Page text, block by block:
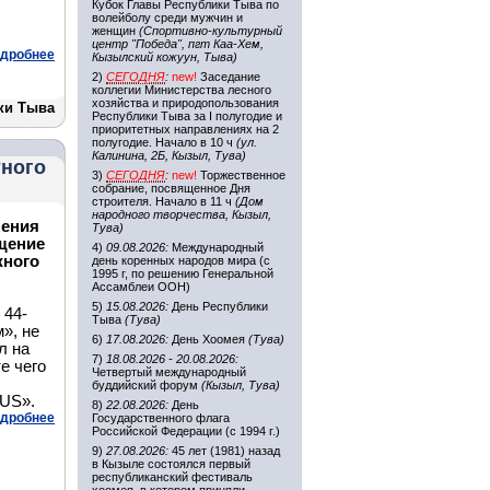
Тыва
44-
не
на
чего
Кубок Главы Республики Тыва по
волейболу среди мужчин и
женщин (Спортивно-культурный
центр "Победа", пгт Каа-Хем,
Кызылский кожуун, Тыва)
2) СЕГОДНЯ: new! Заседание
коллегии Министерства лесного
хозяйства и природопользования
Республики Тыва за I полугодие и
приоритетных направлениях на 2
полугодие. Начало в 10 ч (ул.
Калинина, 2Б, Кызыл, Тува)
3) СЕГОДНЯ: new! Торжественное
собрание, посвященное Дня
строителя. Начало в 11 ч (Дом
народного творчества, Кызыл,
Тува)
4) 09.08.2026: Международный
день коренных народов мира (с
1995 г, по решению Генеральной
Ассамблеи ООН)
5) 15.08.2026: День Республики
Тыва (Тува)
6) 17.08.2026: День Хоомея (Тува)
7) 18.08.2026 - 20.08.2026:
Четвертый международный
буддийский форум (Кызыл, Тува)
8) 22.08.2026: День
Государственного флага
Российской Федерации (с 1994 г.)
9) 27.08.2026: 45 лет (1981) назад
в Кызыле состоялся первый
республиканский фестиваль